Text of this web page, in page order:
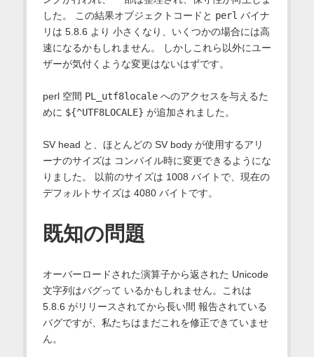
した。 この結果オブジェクトコードと perl バイナ
リは 5.8.6 より 小さくなり、いくつかの場合には高
速になるかもしれません。 しかしこれら以外にユー
ザーが気付くような変更はないはずです。
perl 空間 PL_utf8localeへのアクセスを与えるた
めに ${^UTF8LOCALE} が追加されました。
SV head と、ほとんどの SV body が使用するアリ
ーナのサイズは コンパイル時に変更できるようにな
りました。 以前のサイズは 1008 バイトで、現在の
デフォルトサイズは 4080 バイトです。
既知の問題
オーバーロードされた演算子から返された Unicode
文字列はバグって いるかもしれません。これは
5.8.6 がリリースされてから長い間 報告されている
バグですが、私たちはまだこれを修正できていませ
ん。